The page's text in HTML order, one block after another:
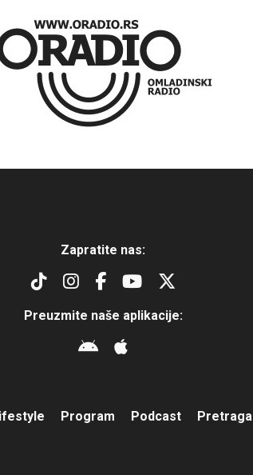
Zapratite nas:
Preuzmite naše aplikacije:
Program Podcast Pretraga